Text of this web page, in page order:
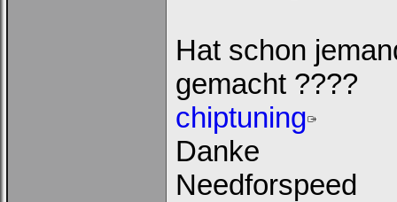
Ich habe mein Passwort
vergessen | Registrieren
Hat schon
gemacht ????
chiptuning
Danke
Needforspeed